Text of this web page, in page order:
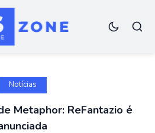
Notícias
Metaphor: ReFantazio é